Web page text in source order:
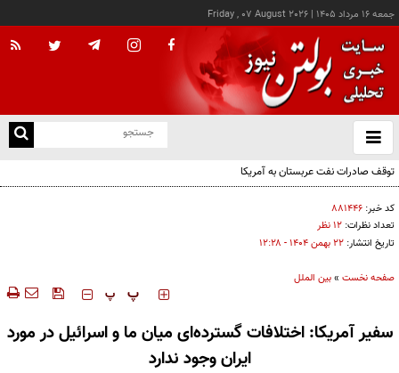
جمعه ۱۶ مرداد ۱۴۰۵ |
Friday , 07 August 2026
باز
و
توقف صادرات نفت عربستان به آمریکا
کد خبر: ۸۸۱۴۴۶
تعداد نظرات: ۱۲ نظر
تاریخ انتشار: ۲۲ بهمن ۱۴۰۴ - ۱۲:۲۸
صفحه نخست »بین الملل
‍‍‍ پ پ
سفیر آمریکا: اختلافات گسترده‌ای میان ما و اسرائیل در مورد
ایران وجود ندارد